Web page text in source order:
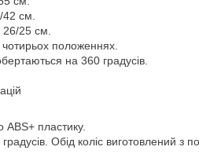
см.
25 см.
чотирьох положеннях.
на 360 градусів.
ABS+ пластику.
Обід коліс виготовлений з